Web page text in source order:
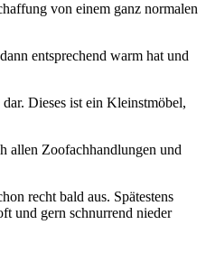
von einem ganz normalen
entsprechend warm hat und
dar. Dieses ist ein Kleinstmöbel,
allen Zoofachhandlungen und
recht bald aus. Spätestens
und gern schnurrend nieder